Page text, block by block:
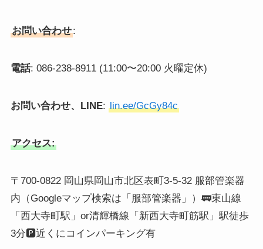
お問い合わせ:
電話: 086-238-8911 (11:00〜20:00 火曜定休)
お問い合わせ、LINE: lin.ee/GcGy84c
アクセス:
〒700-0822 岡山県岡山市北区表町3-5-32 服部管楽器
内（Googleマップ検索は「服部管楽器」）🚃東山線
「西大寺町駅」or清輝橋線「新西大寺町筋駅」駅徒歩
3分🅿️近くにコインパーキング有